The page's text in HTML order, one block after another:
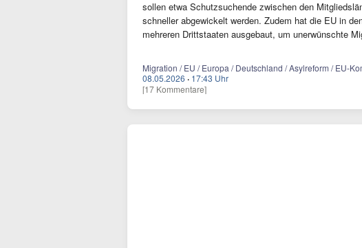
sollen etwa Schutzsuchende zwischen den
schneller abgewickelt werden. Zudem hat die EU in
mehreren Drittstaaten ausgebaut, um unerwünschte
Migration / EU / Europa / Deutschland / Asylreform / EU-
08.05.2026 · 17:43 Uhr
[17 Kommentare]